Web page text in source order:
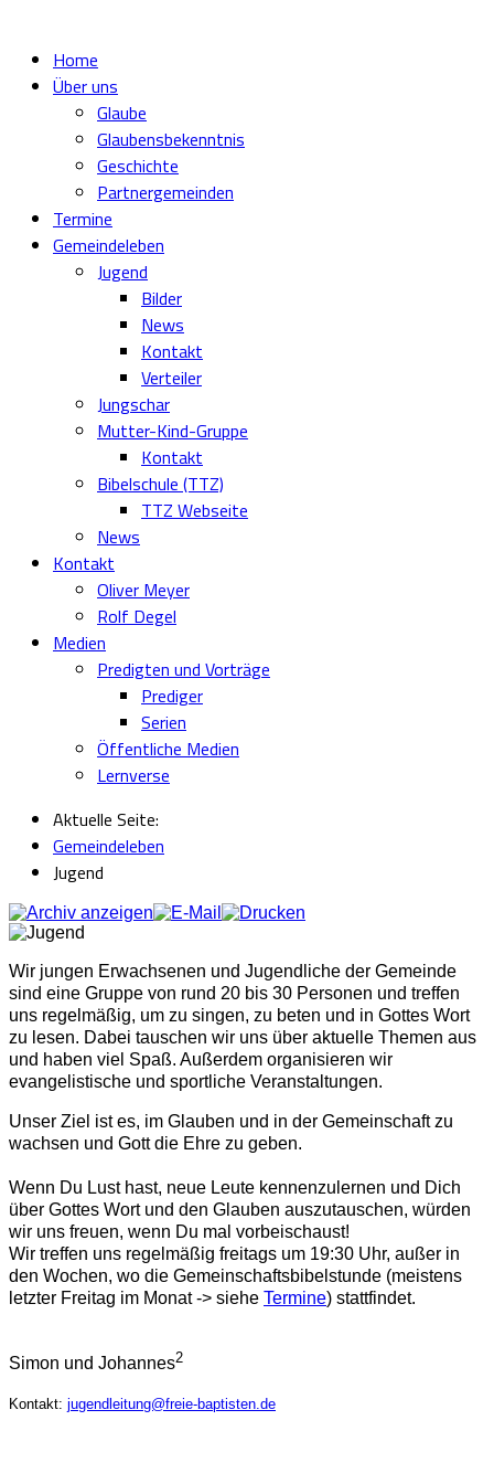
Home
Über uns
Glaube
Glaubensbekenntnis
Geschichte
Partnergemeinden
Termine
Gemeindeleben
Jugend
Bilder
News
Kontakt
Verteiler
Jungschar
Mutter-Kind-Gruppe
Kontakt
Bibelschule (TTZ)
TTZ Webseite
News
Kontakt
Oliver Meyer
Rolf Degel
Medien
Predigten und Vorträge
Prediger
Serien
Öffentliche Medien
Lernverse
Aktuelle Seite:
Gemeindeleben
Jugend
Wir jungen Erwachsenen und Jugendliche der Gemeinde
sind eine Gruppe von rund 20 bis 30 Personen und treffen
uns regelmäßig, um zu singen, zu beten und in Gottes Wort
zu lesen. Dabei tauschen wir uns über aktuelle Themen aus
und haben viel Spaß. Außerdem organisieren wir
evangelistische und sportliche Veranstaltungen.
Unser Ziel ist es, im Glauben und in der Gemeinschaft zu
wachsen und Gott die Ehre zu geben.
Wenn Du Lust hast, neue Leute kennenzulernen und Dich
über Gottes Wort und den Glauben auszutauschen, würden
wir uns freuen, wenn Du mal vorbeischaust!
Wir treffen uns regelmäßig freitags um 19:30 Uhr, außer in
den Wochen, wo die Gemeinschaftsbibelstunde (meistens
letzter Freitag im Monat -> siehe Termine) stattfindet.
Simon und Johannes2
Kontakt: jugendleitung@freie-baptisten.de